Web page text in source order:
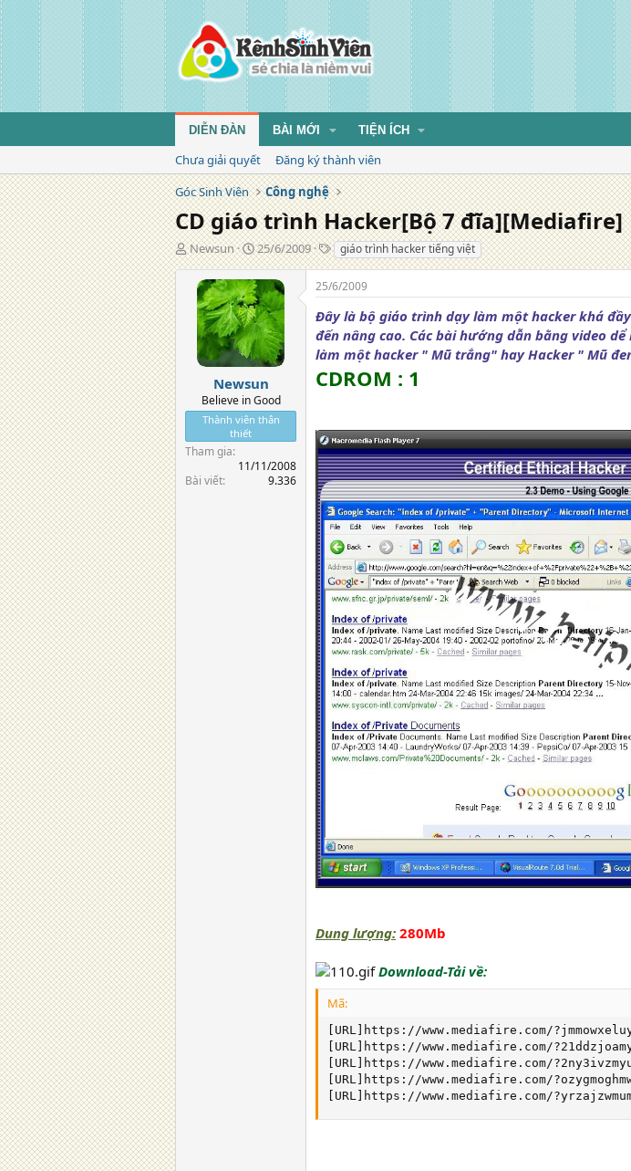
DIỄN ĐÀN BÀI MỚI TIỆN ÍCH
Chưa giải quyết
Đăng ký thành viên
Góc Sinh Viên
Công nghệ
CD giáo trình Hacker[Bộ 7 đĩa][Mediafire]
T
á
Newsun
N
g
à
y
đ
ă
n
g
25/6/2009
T
ừ
k
h
ó
a
giáo trình hacker tiếng việt
Newsun
Believe in Good
Thành viên thân
thiết
Tham gia
11/11/2008
Bài viết
9.336
25/6/2009
Đây là bộ giáo trình dạy làm một hacker khá
đến nâng cao. Các bài hướng dẫn bằng video
làm một hacker " Mũ trắng" hay Hacker " Mũ
CDROM : 1
Dung lượng: 280Mb
Download-Tải về:
Mã:
[URL]https://www.mediafire.com/
[URL]https://www.mediafire.com/
[URL]https://www.mediafire.com/
[URL]https://www.mediafire.com/
[URL]https://www.mediafire.com/